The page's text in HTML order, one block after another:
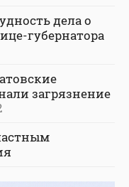
дела о
губернатора
загрязнение